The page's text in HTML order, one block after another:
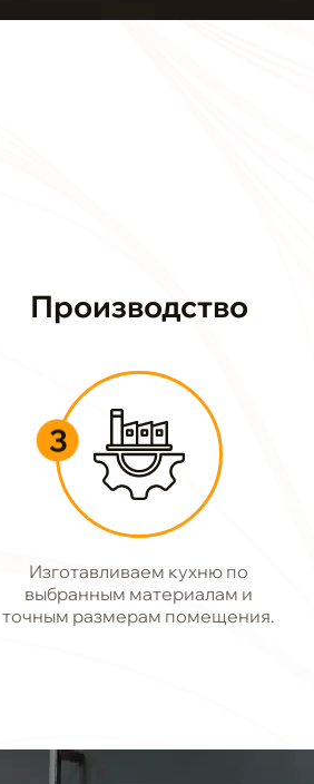
Производство
3
Изготавливаем кухню по
выбранным материалам и
точным размерам помещения.